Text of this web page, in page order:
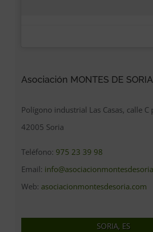
Asociación MONTES DE SORIA
Polígono industrial Las Casas, calle C
42005 Soria
Teléfono: 975 23 39 98
Email:
Web: asociacionmontesdesoria.com
SORIA, ES